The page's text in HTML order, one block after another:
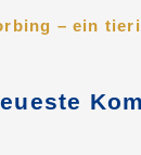
– ein